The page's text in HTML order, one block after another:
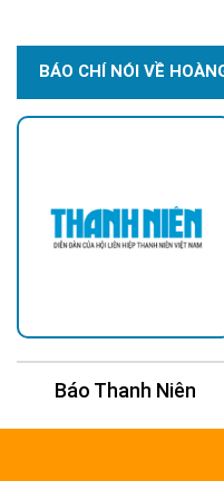
BÁO CHÍ NÓI VỀ
Báo Thanh Niên